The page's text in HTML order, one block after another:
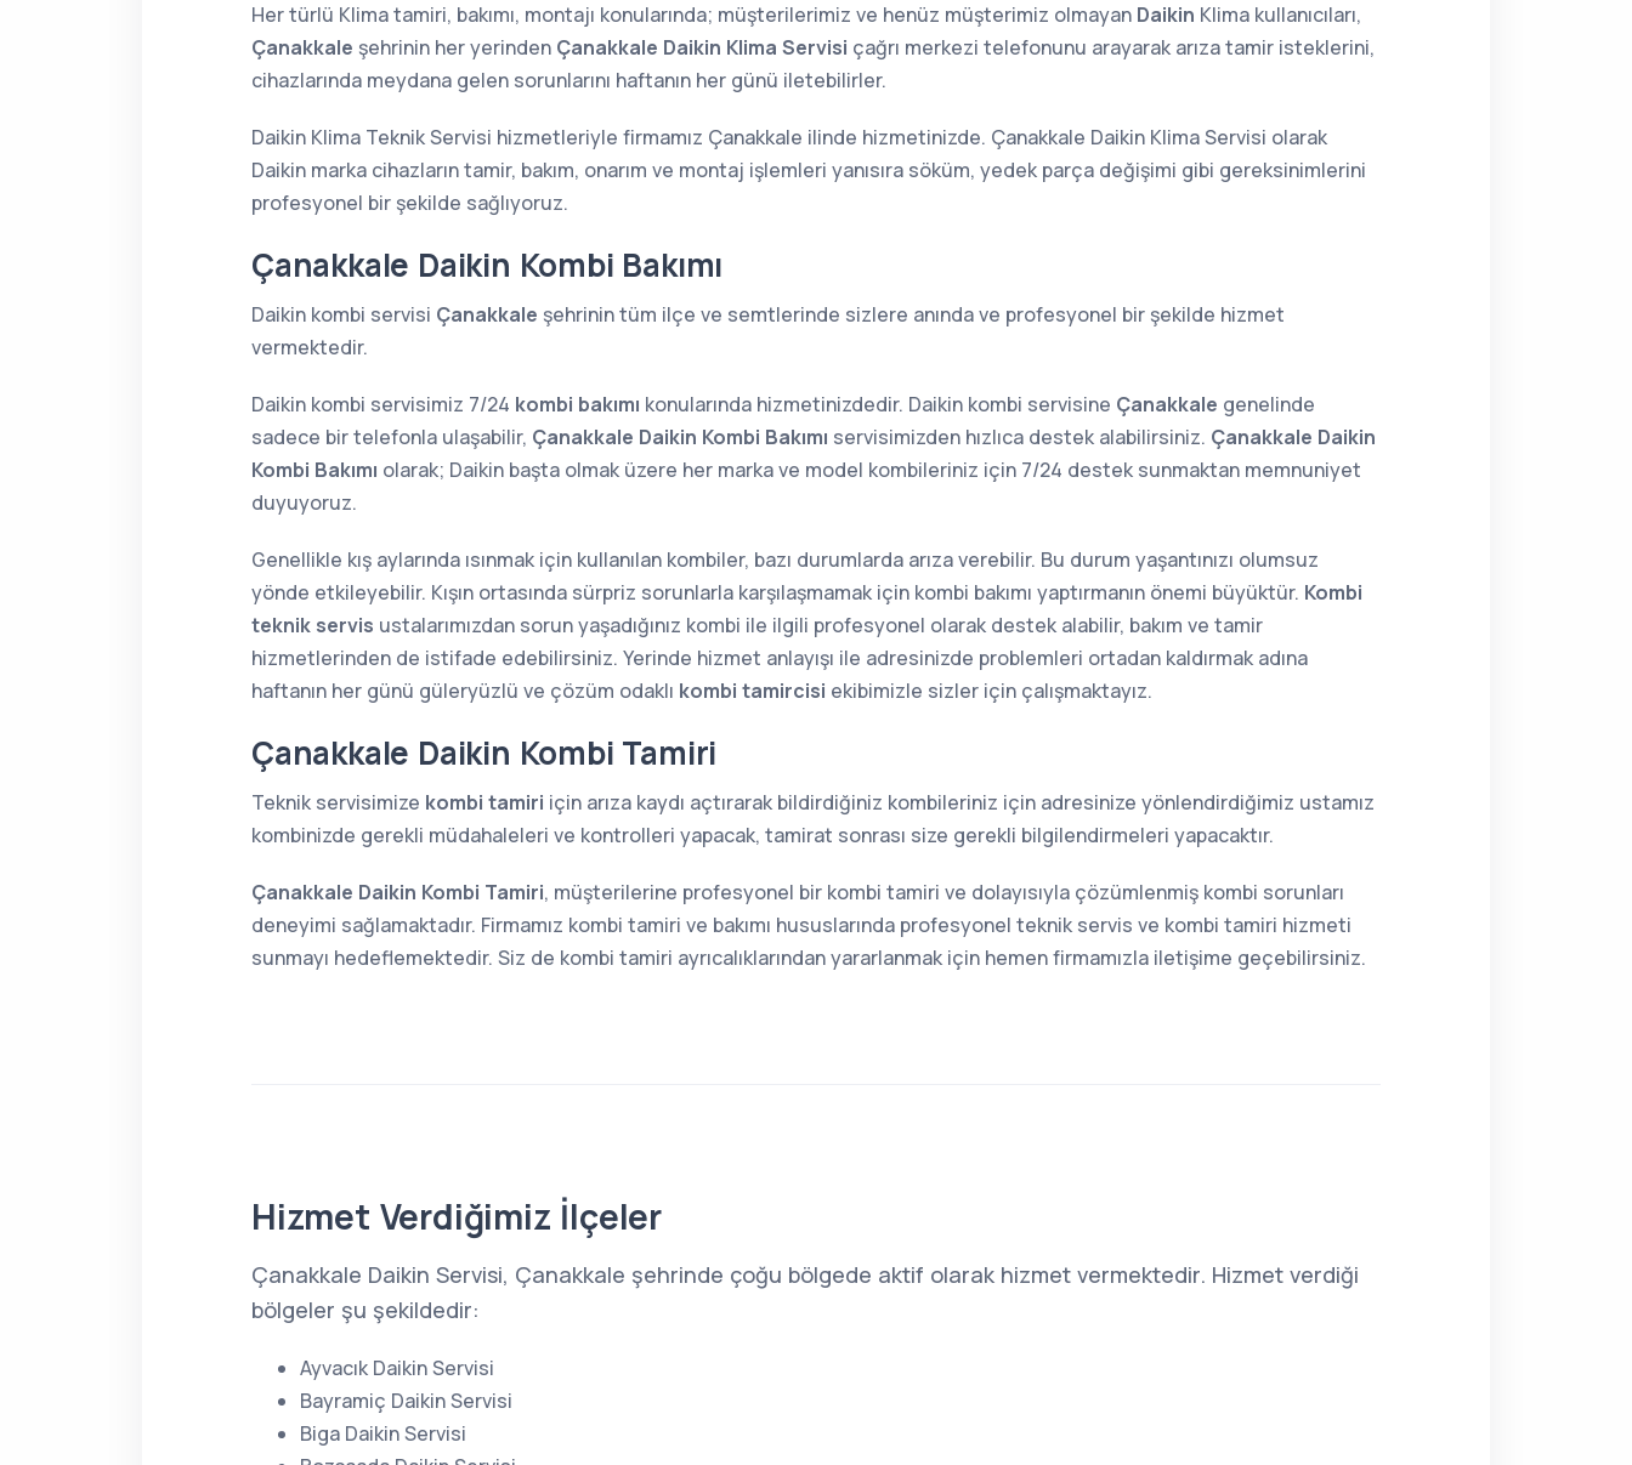
Her türlü Klima tamiri, bakımı, montajı konularında; müşterilerimiz ve henüz müşterimiz olmayan Daikin Klima kullanıcıları,
Çanakkale şehrinin her yerinden Çanakkale Daikin Klima Servisi çağrı merkezi telefonunu arayarak arıza tamir isteklerini,
cihazlarında meydana gelen sorunlarını haftanın her günü iletebilirler.
Daikin Klima Teknik Servisi hizmetleriyle firmamız Çanakkale ilinde hizmetinizde. Çanakkale Daikin Klima Servisi olarak
Daikin marka cihazların tamir, bakım, onarım ve montaj işlemleri yanısıra söküm, yedek parça değişimi gibi gereksinimlerini
profesyonel bir şekilde sağlıyoruz.
Çanakkale Daikin Kombi Bakımı
Daikin kombi servisi Çanakkale şehrinin tüm ilçe ve semtlerinde sizlere anında ve profesyonel bir şekilde hizmet
vermektedir.
Daikin kombi servisimiz 7/24 kombi bakımı konularında hizmetinizdedir. Daikin kombi servisine Çanakkale genelinde
sadece bir telefonla ulaşabilir, Çanakkale Daikin Kombi Bakımı servisimizden hızlıca destek alabilirsiniz. Çanakkale Daikin
Kombi Bakımı olarak; Daikin başta olmak üzere her marka ve model kombileriniz için 7/24 destek sunmaktan memnuniyet
duyuyoruz.
Genellikle kış aylarında ısınmak için kullanılan kombiler, bazı durumlarda arıza verebilir. Bu durum yaşantınızı olumsuz
yönde etkileyebilir. Kışın ortasında sürpriz sorunlarla karşılaşmamak için kombi bakımı yaptırmanın önemi büyüktür. Kombi
teknik servis ustalarımızdan sorun yaşadığınız kombi ile ilgili profesyonel olarak destek alabilir, bakım ve tamir
hizmetlerinden de istifade edebilirsiniz. Yerinde hizmet anlayışı ile adresinizde problemleri ortadan kaldırmak adına
haftanın her günü güleryüzlü ve çözüm odaklı kombi tamircisi ekibimizle sizler için çalışmaktayız.
Çanakkale Daikin Kombi Tamiri
Teknik servisimize kombi tamiri için arıza kaydı açtırarak bildirdiğiniz kombileriniz için adresinize yönlendirdiğimiz ustamız
kombinizde gerekli müdahaleleri ve kontrolleri yapacak, tamirat sonrası size gerekli bilgilendirmeleri yapacaktır.
Çanakkale Daikin Kombi Tamiri, müşterilerine profesyonel bir kombi tamiri ve dolayısıyla çözümlenmiş kombi sorunları
deneyimi sağlamaktadır. Firmamız kombi tamiri ve bakımı hususlarında profesyonel teknik servis ve kombi tamiri hizmeti
sunmayı hedeflemektedir. Siz de kombi tamiri ayrıcalıklarından yararlanmak için hemen firmamızla iletişime geçebilirsiniz.
Hizmet Verdiğimiz İlçeler
Çanakkale Daikin Servisi, Çanakkale şehrinde çoğu bölgede aktif olarak hizmet vermektedir. Hizmet verdiği
bölgeler şu şekildedir:
Ayvacık Daikin Servisi
Bayramiç Daikin Servisi
Biga Daikin Servisi